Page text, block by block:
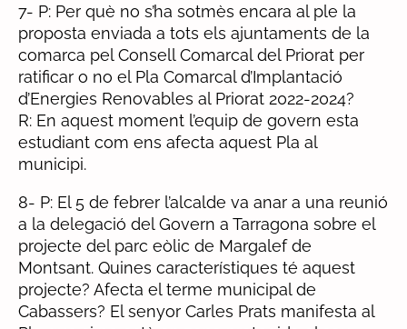
7- P: Per què no s’ha sotmès encara al ple la
proposta enviada a tots els ajuntaments de la
comarca pel Consell Comarcal del Priorat per
ratificar o no el Pla Comarcal d’Implantació
d’Energies Renovables al Priorat 2022-2024?
R: En aquest moment l’equip de govern esta
estudiant com ens afecta aquest Pla al
municipi.
8- P: El 5 de febrer l’alcalde va anar a una reunió
a la delegació del Govern a Tarragona sobre el
projecte del parc eòlic de Margalef de
Montsant. Quines característiques té aquest
projecte? Afecta el terme municipal de
Cabassers? El senyor Carles Prats manifesta al